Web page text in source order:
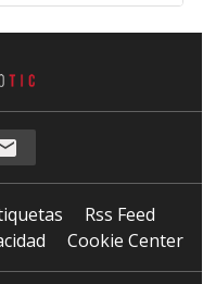
Rss Feed
Cookie Center